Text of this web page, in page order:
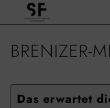
Inhalt
BRENIZER-
Das erwartet